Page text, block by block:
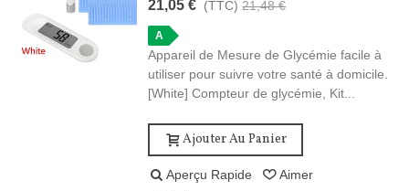
21,05 € (TTC) 21,48 €
A
Appareil de Mesure de Glycémie facile à
utiliser pour suivre votre santé à domicile.
[White] Compteur de glycémie, Kit...
Ajouter Au Panier
Aperçu Rapide
Aimer